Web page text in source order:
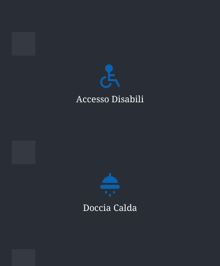
Accesso Disabili
Doccia Calda